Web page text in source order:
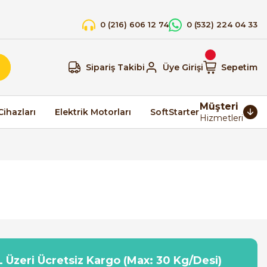
0 (216) 606 12 74 0 (532) 224 04 33
Sipariş Takibi Üye Girişi Sepetim
Elektrik Motorları SoftStarterMüşteri
Hizmetleri
Üzeri Ücretsiz Kargo (Max: 30 Kg/Desi)